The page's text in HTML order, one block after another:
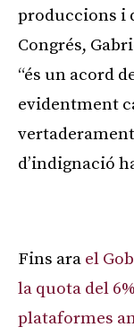
produccions i
Congrés,
“és un acord
evidentment
d’indignació
Fins ara el
la quota del
plataformes